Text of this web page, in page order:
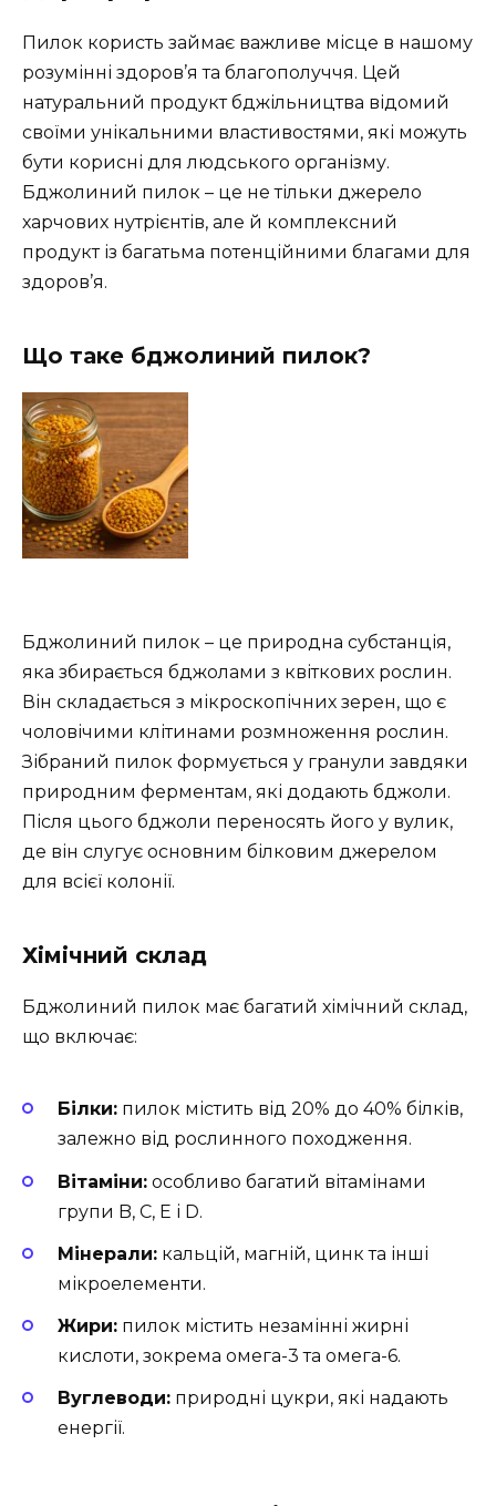
Пилок користь займає важливе місце в нашому
розумінні здоров’я та благополуччя. Цей
натуральний продукт бджільництва відомий
своїми унікальними властивостями, які можуть
бути корисні для людського організму.
Бджолиний пилок – це не тільки джерело
харчових нутрієнтів, але й комплексний
продукт із багатьма потенційними благами для
здоров’я.
Що таке бджолиний пилок?
Бджолиний пилок – це природна субстанція,
яка збирається бджолами з квіткових рослин.
Він складається з мікроскопічних зерен, що є
чоловічими клітинами розмноження рослин.
Зібраний пилок формується у гранули завдяки
природним ферментам, які додають бджоли.
Після цього бджоли переносять його у вулик,
де він слугує основним білковим джерелом
для всієї колонії.
Хімічний склад
Бджолиний пилок має багатий хімічний склад,
що включає:
Білки: пилок містить від 20% до 40% білків,
залежно від рослинного походження.
Вітаміни: особливо багатий вітамінами
групи B, C, E і D.
Мінерали: кальцій, магній, цинк та інші
мікроелементи.
Жири: пилок містить незамінні жирні
кислоти, зокрема омега-3 та омега-6.
Вуглеводи: природні цукри, які надають
енергії.